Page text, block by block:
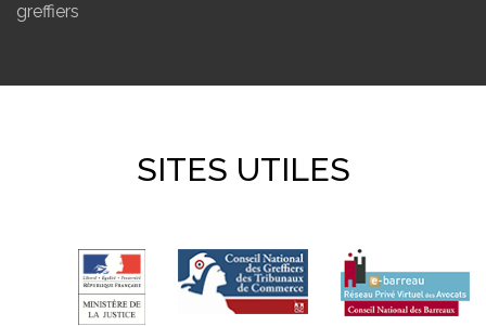
greffiers
SITES UTILES